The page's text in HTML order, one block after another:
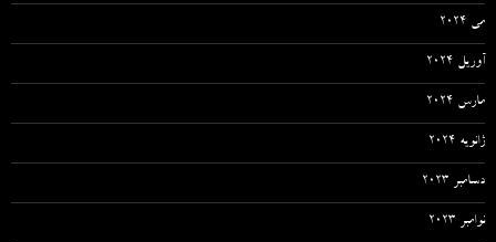
می 2024
آوریل 2024
مارس 2024
ژانویه 2024
دسامبر 2023
نوامبر 2023